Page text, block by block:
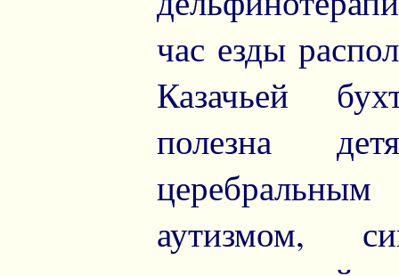
час езды
Казачьей
полезна
аутизмом,